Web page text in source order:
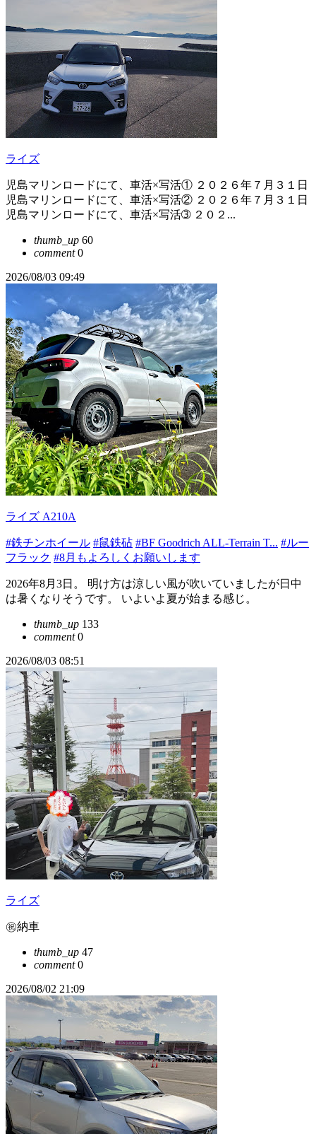
ライズ
児島マリンロードにて、車活×写活① ２０２６年７月３１日
児島マリンロードにて、車活×写活② ２０２６年７月３１日
児島マリンロードにて、車活×写活➂ ２０２...
thumb_up 60
comment0
2026/08/03 09:49
ライズ A210A
#鉄チンホイール #鼠鉄砧 #BF Goodrich ALL-Terrain T... #ルー
フラック #8月もよろしくお願いします
2026年8月3日。 明け方は涼しい風が吹いていましたが日中
は暑くなりそうです。 いよいよ夏が始まる感じ。
thumb_up 133
comment0
2026/08/03 08:51
ライズ
㊗️納車
thumb_up 47
comment0
2026/08/02 21:09